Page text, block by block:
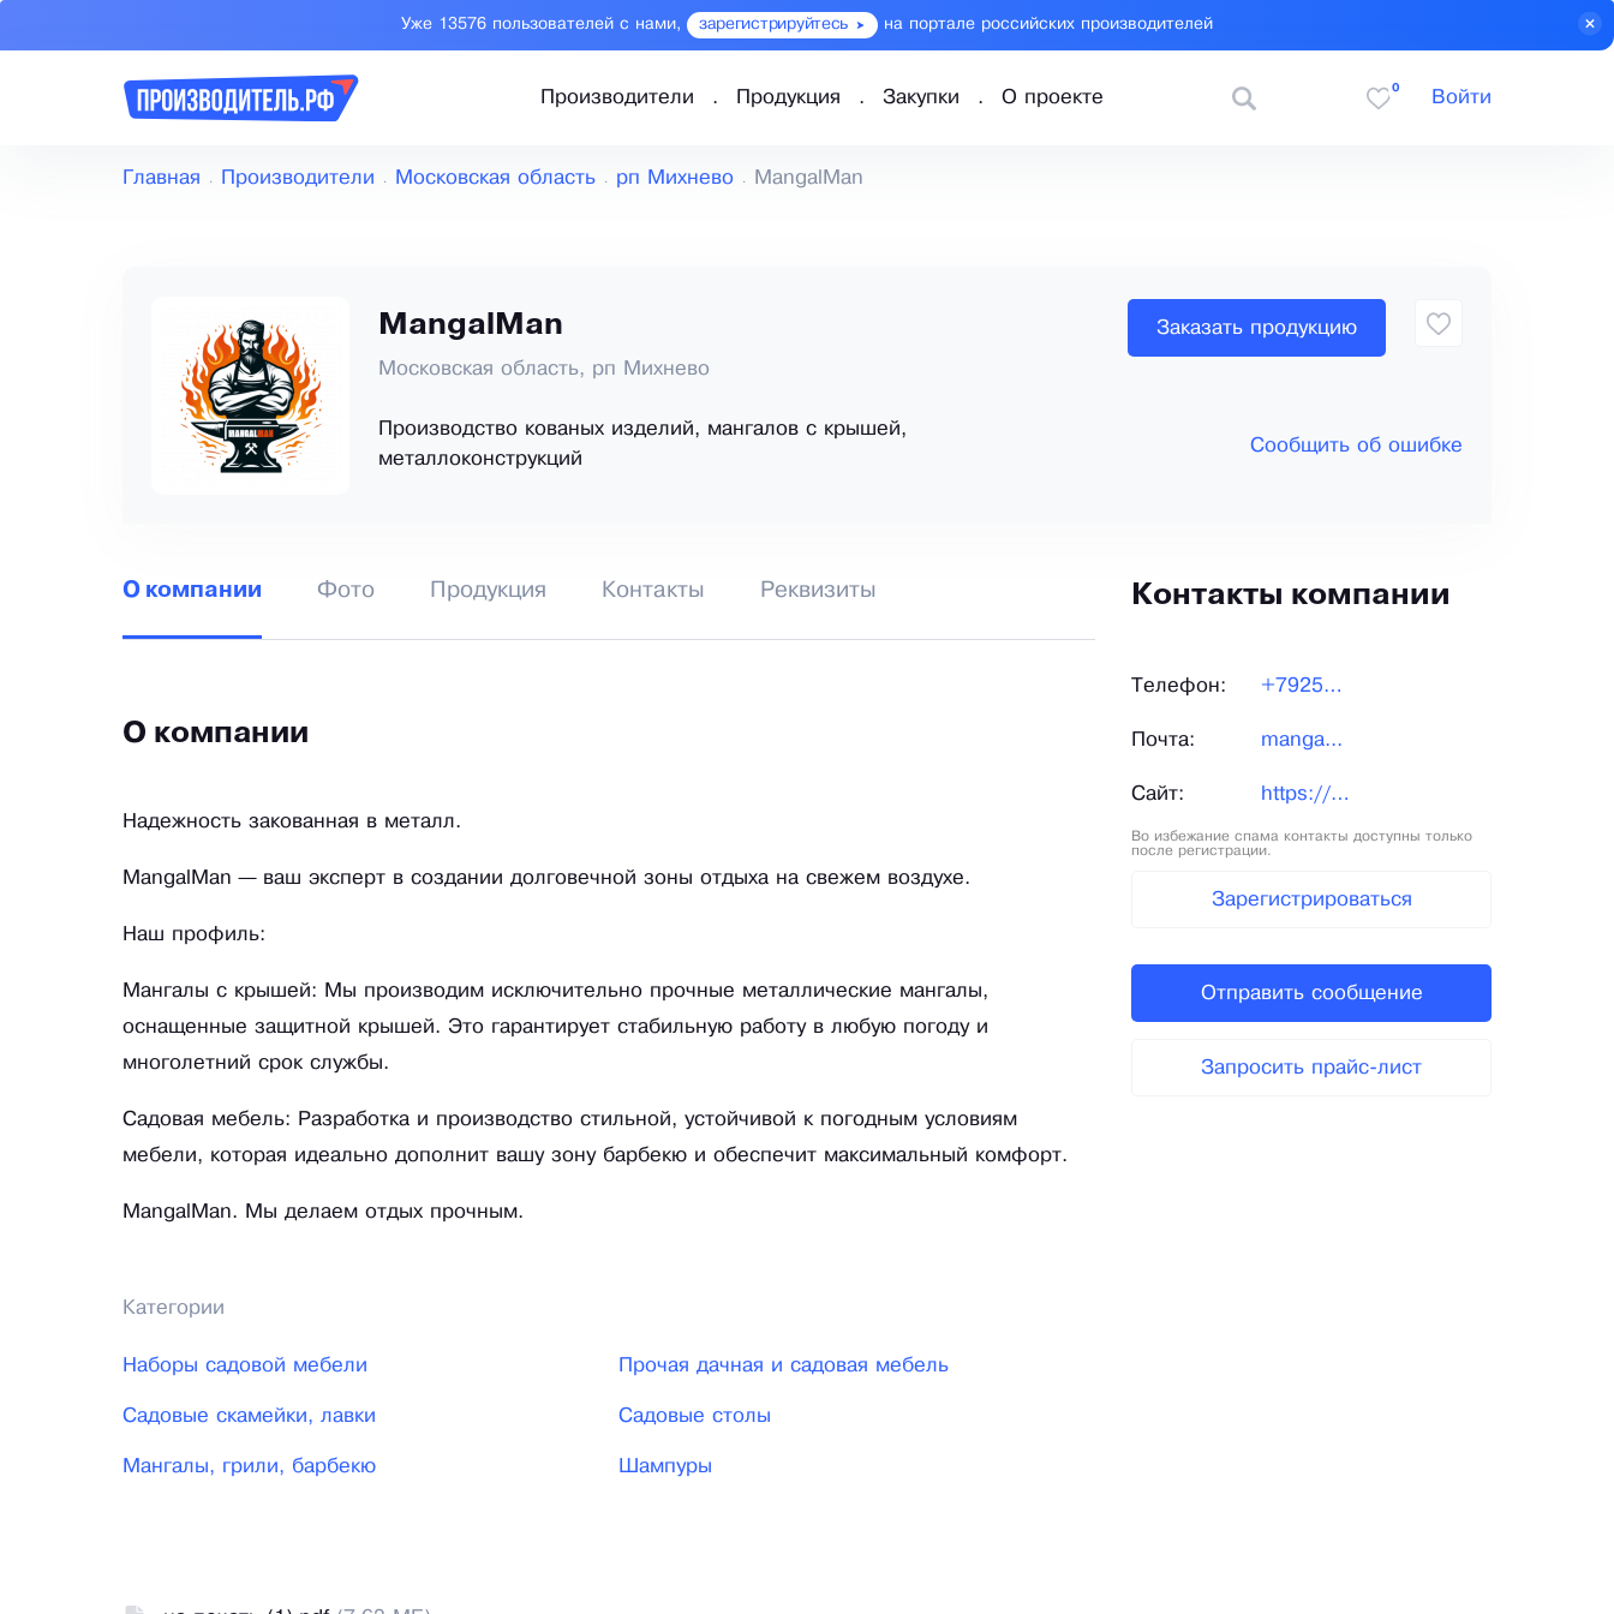
Уже 13576 пользователей с нами, зарегистрируйтесь на портале российских производителей
Производители Продукция Закупки О проекте
0
Войти
Главная Производители Московская область рп Михнево MangalMan
MangalMan
Московская область, рп Михнево
Производство кованых изделий, мангалов с крышей,
металлоконструкций
Заказать продукцию
Сообщить об ошибке
О компании Фото Продукция Контакты Реквизиты
О компании
Надежность закованная в металл.
MangalMan — ваш эксперт в создании долговечной зоны отдыха на свежем воздухе.
Наш профиль:
Мангалы с крышей: Мы производим исключительно прочные металлические мангалы,
оснащенные защитной крышей. Это гарантирует стабильную работу в любую погоду и
многолетний срок службы.
Садовая мебель: Разработка и производство стильной, устойчивой к погодным условиям
мебели, которая идеально дополнит вашу зону барбекю и обеспечит максимальный комфорт.
MangalMan. Мы делаем отдых прочным.
Категории
Наборы садовой мебели Прочая дачная и садовая мебель
Садовые скамейки, лавки Садовые столы
Мангалы, грили, барбекю Шампуры
Контакты компании
Телефон: +79259...
Почта: manga...
Сайт: https://mangalman.com/
Во избежание спама контакты доступны только
после регистрации.
Зарегистрироваться
Отправить сообщение
Запросить прайс-лист